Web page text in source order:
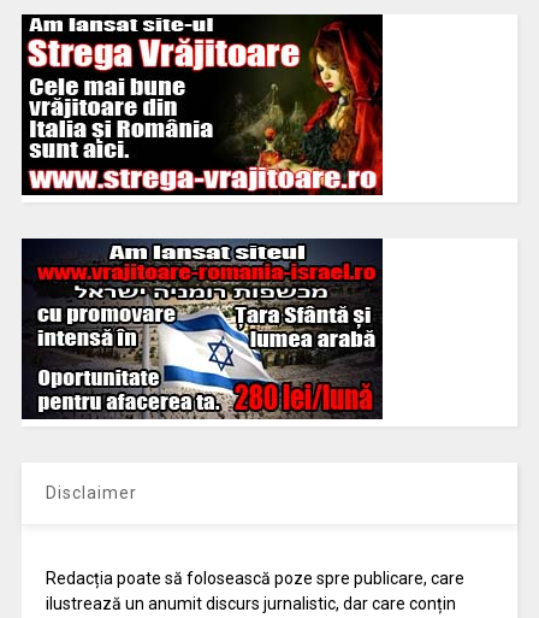
Disclaimer
Redacția poate să folosească poze spre publicare, care
ilustrează un anumit discurs jurnalistic, dar care conțin